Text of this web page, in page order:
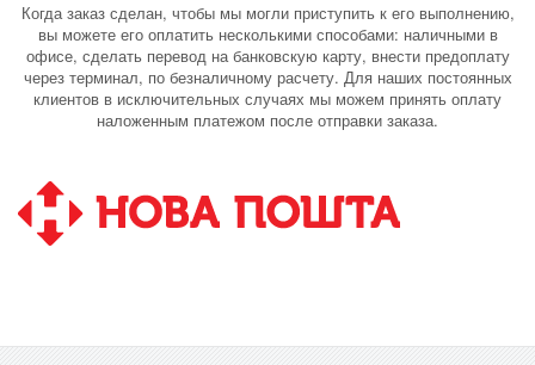
Когда заказ сделан, чтобы мы могли приступить к его выполнению,
вы можете его оплатить несколькими способами: наличными в
офисе, сделать перевод на банковскую карту, внести предоплату
через терминал, по безналичному расчету. Для наших постоянных
клиентов в исключительных случаях мы можем принять оплату
наложенным платежом после отправки заказа.